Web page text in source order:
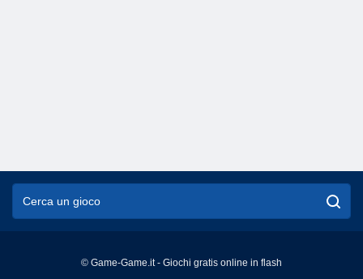
© Game-Game.it - Giochi gratis online in flash